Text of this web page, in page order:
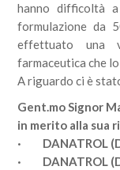
hanno difficoltà
formulazione da
effettuato una
farmaceutica che
A riguardo ci è
Gent.mo Signor
in merito alla sua
· DANATROL
· DANATROL